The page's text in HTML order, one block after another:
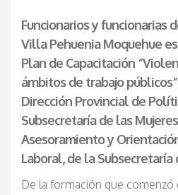
Funcionarios y funcionarias
Villa Pehuenia Moquehue
Plan de Capacitación
ámbitos de trabajo
Dirección Provincial de
Subsecretaría de las
Asesoramiento y
Laboral, de la Subsecretaría
De la formación que